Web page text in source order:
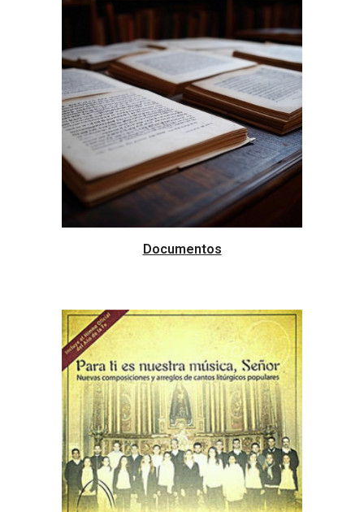
Documentos